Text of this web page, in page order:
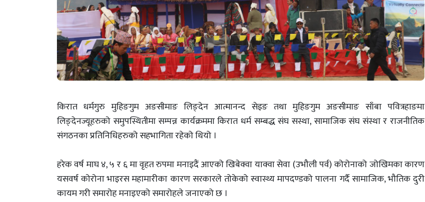
किरात धर्मगुरु मुहिङगुम अङसीमाङ लिङ्देन आत्मानन्द सेइङ तथा मुहिङगुम अङसीमाङ साँबा पवित्रहाङमा
लिङ्देनज्यूहरुको समुपस्थितीमा सम्पन्न कार्यक्रममा किरात धर्म सम्बद्ध संघ सस्था, सामाजिक संघ संस्था र राजनीतिक
संगठनका प्रतिनिधिहरुको सहभागिता रहेको थियो ।
हरेक वर्ष माघ ४, ५ र ६ मा वृहत रुपमा मनाइदैं आएको खिबेक्वा याक्वा सेवा (उभौली पर्व) कोरोनाको जोखिमका कारण
यसवर्ष कोरोना भाइरस महामारीका कारण सरकारले तोकेको स्वास्थ्य मापदण्डको पालना गर्दै सामाजिक, भौतिक दुरी
कायम गरी समारोह मनाइएको समारोहले जनाएको छ ।